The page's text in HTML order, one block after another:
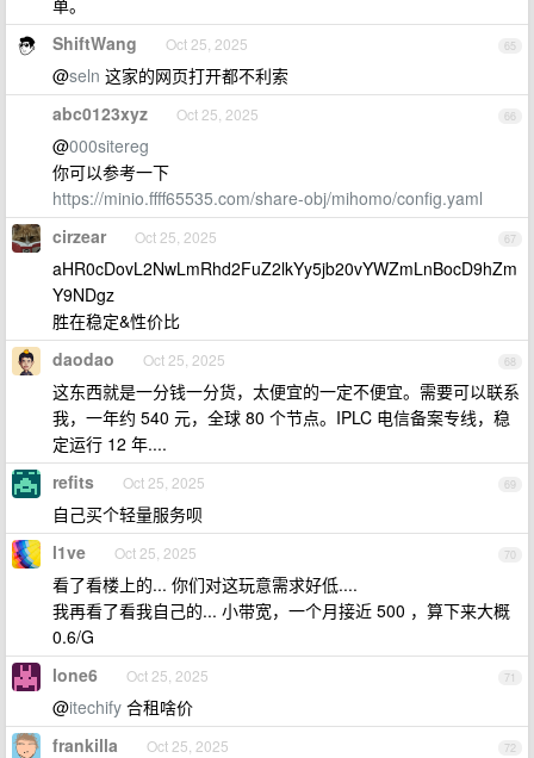
单。
65
ShiftWang Oct 25, 2025
@seln 这家的网页打开都不利索
66
abc0123xyz Oct 25, 2025
@000sitereg
你可以参考一下
https://minio.ffff65535.com/share-obj/mihomo/config.yaml
67
cirzear Oct 25, 2025
aHR0cDovL2NwLmRhd2FuZ2lkYy5jb20vYWZmLnBocD9hZm
Y9NDgz
胜在稳定&性价比
68
daodao Oct 25, 2025
这东西就是一分钱一分货，太便宜的一定不便宜。需要可以联系
我，一年约 540 元，全球 80 个节点。IPLC 电信备案专线，稳
定运行 12 年....
69
refits Oct 25, 2025
自己买个轻量服务呗
70
l1ve Oct 25, 2025
看了看楼上的... 你们对这玩意需求好低....
我再看了看我自己的... 小带宽，一个月接近 500 ，算下来大概
0.6/G
71
lone6 Oct 25, 2025
@itechify 合租啥价
72
frankilla Oct 25, 2025